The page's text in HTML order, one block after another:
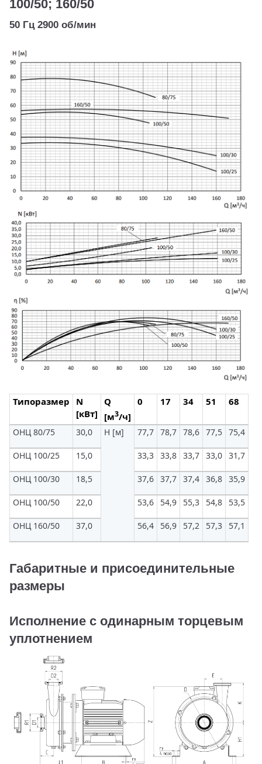
100/50; 160/50
50 Гц 2900 об/мин
Типоразмер
N
[кВт]
Q
[м3/ч]
0 17 34 51 68
ОНЦ 80/75 30,0 H [м] 77,7 78,7 78,6 77,5 75,4
ОНЦ 100/25 15,0 33,3 33,8 33,7 33,0 31,7
ОНЦ 100/30 18,5 37,6 37,7 37,4 36,8 35,9
ОНЦ 100/50 22,0 53,6 54,9 55,3 54,8 53,5
ОНЦ 160/50 37,0 56,4 56,9 57,2 57,3 57,1
Габаритные и присоединительные
размеры
Исполнение с одинарным торцевым
уплотнением